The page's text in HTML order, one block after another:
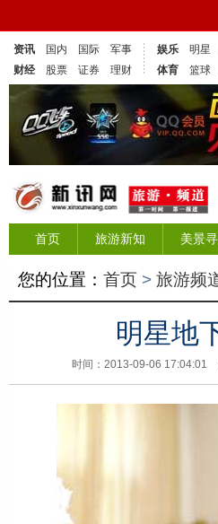
资讯 国内 国际
军事
财经
股票 证券 理财
娱乐 明星
体育
篮球
首页 旅游新知 美景
您的位置： 首页 > 旅游频
明星地
时间：2013-09-06 17:04:01